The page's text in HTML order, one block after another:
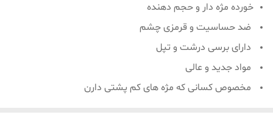
خورده مژه دار و حجم دهنده
ضد حساسیت و قرمزی چشم
دارای برسی درشت و تپل
مواد جدید و عالی
مخصوص کسانی که مژه های کم پشتی دارن